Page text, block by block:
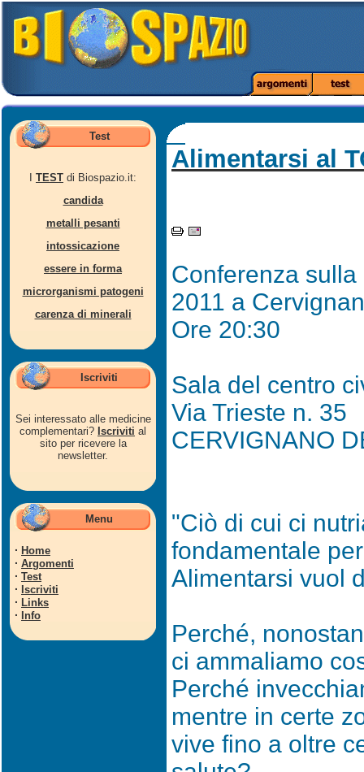
Test
TEST di Biospazio.it:
candida
metalli pesanti
intossicazione
essere in forma
microrganismi patogeni
carenza di minerali
Iscriviti
Sei interessato alle medicine
complementari? Iscriviti al
sito per ricevere la
newsletter.
Menu
· Home
· Argomenti
· Test
· Iscriviti
· Links
· Info
Alimentarsi al
Conferenza
2011 a
Ore 20:30
Sala del centro
Via Trieste n. 35
CERVIGNANO
"Ciò di cui ci
fondamentale
Alimentarsi vuol
Perché,
ci ammaliamo
Perché
mentre in certe
vive fino a oltre